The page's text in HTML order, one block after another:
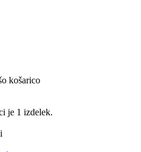
košarico
je 1 izdelek.